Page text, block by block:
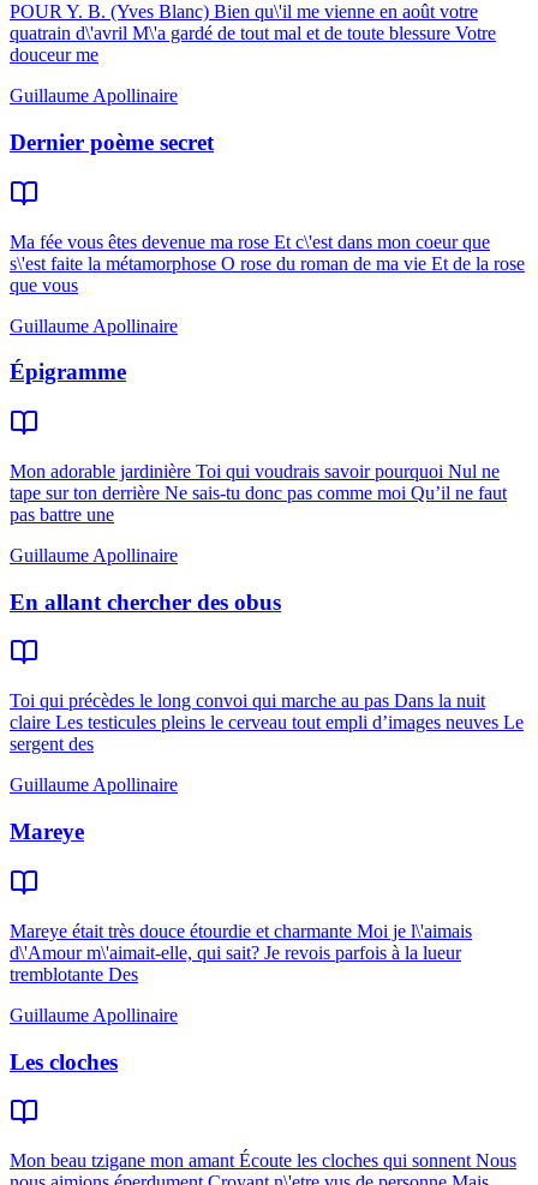
POUR Y. B. (Yves Blanc) Bien qu\'il me vienne en août votre
quatrain d\'avril M\'a gardé de tout mal et de toute blessure Votre
douceur me
Guillaume Apollinaire
Dernier poème secret
Ma fée vous êtes devenue ma rose Et c\'est dans mon coeur que
s\'est faite la métamorphose O rose du roman de ma vie Et de la rose
que vous
Guillaume Apollinaire
Épigramme
Mon adorable jardinière Toi qui voudrais savoir pourquoi Nul ne
tape sur ton derrière Ne sais-tu donc pas comme moi Qu’il ne faut
pas battre une
Guillaume Apollinaire
En allant chercher des obus
Toi qui précèdes le long convoi qui marche au pas Dans la nuit
claire Les testicules pleins le cerveau tout empli d’images neuves Le
sergent des
Guillaume Apollinaire
Mareye
Mareye était très douce étourdie et charmante Moi je l\'aimais
d\'Amour m\'aimait-elle, qui sait? Je revois parfois à la lueur
tremblotante Des
Guillaume Apollinaire
Les cloches
Mon beau tzigane mon amant Écoute les cloches qui sonnent Nous